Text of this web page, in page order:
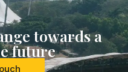
towards a
future